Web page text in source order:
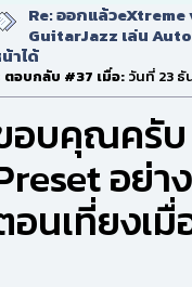
Re: ออกแล้ว
GuitarJazz เล่น
าได้
ตอบกลับ #37 เมื่อ: วันที่ 23 ธั
อบคุณครับ
อย่า
อนเที่ยงเ